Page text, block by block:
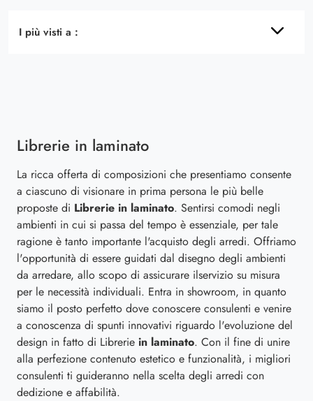
I più visti a :
Librerie in laminato
La ricca offerta di composizioni che presentiamo consente
a ciascuno di visionare in prima persona le più belle
proposte di Librerie in laminato. Sentirsi comodi negli
ambienti in cui si passa del tempo è essenziale, per tale
ragione è tanto importante l'acquisto degli arredi. Offriamo
l'opportunità di essere guidati dal disegno degli ambienti
da arredare, allo scopo di assicurare ilservizio su misura
per le necessità individuali. Entra in showroom, in quanto
siamo il posto perfetto dove conoscere consulenti e venire
a conoscenza di spunti innovativi riguardo l'evoluzione del
design in fatto di Librerie in laminato. Con il fine di unire
alla perfezione contenuto estetico e funzionalità, i migliori
consulenti ti guideranno nella scelta degli arredi con
dedizione e affabilità.